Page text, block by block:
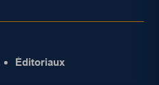
Éditoriaux